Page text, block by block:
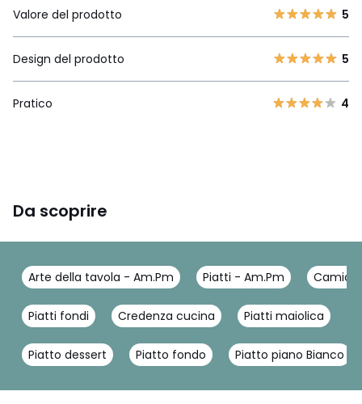
Valore del prodotto
5
Design del prodotto 5
Pratico 4
Da scoprire
Arte della tavola - Am.Pm Piatti - Am.Pm
Piatti fondi Credenza cucina Piatti maiolica
Piatto dessert Piatto fondo Piatto piano Bianco